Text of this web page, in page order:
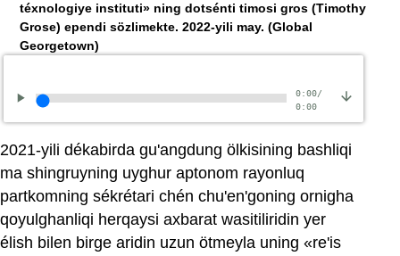
téxnologiye instituti» ning dotsénti timosi gros (Timothy
Grose) ependi sözlimekte. 2022-yili may.(Global
Georgetown)
0:00/
0:00
2021-yili dékabirda gu'angdung ölkisining bashliqi
ma shingruyning uyghur aptonom rayonluq
partkomning sékrétari chén chu'en'goning ornigha
qoyulghanliqi herqaysi axbarat wasitiliridin yer
élish bilen birge aridin uzun ötmeyla uning «re'is